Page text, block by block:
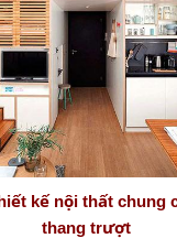
kế nội thất chung
thang trượt